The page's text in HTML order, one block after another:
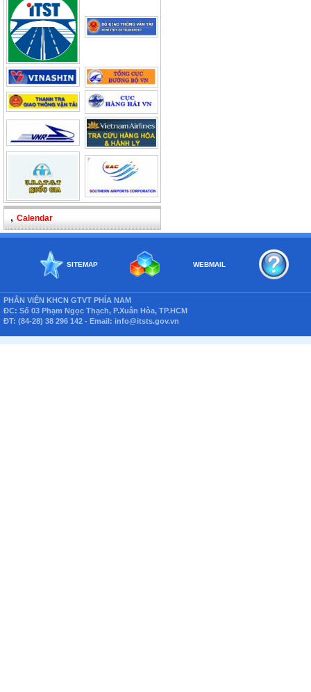
Calendar
SITEMAP WEBMAIL
PHÂN VIỆN KHCN GTVT PHÍA NAM
ĐC: Số 03 Phạm Ngọc Thạch, P.Xuân Hòa, TP.HCM
ĐT: (84-28) 38 296 142 - Email: info@itsts.gov.vn